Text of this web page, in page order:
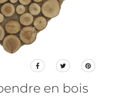
en bois